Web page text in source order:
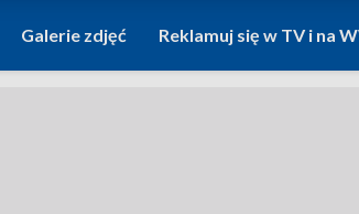
Galerie zdjęć Reklamuj się w TV i na